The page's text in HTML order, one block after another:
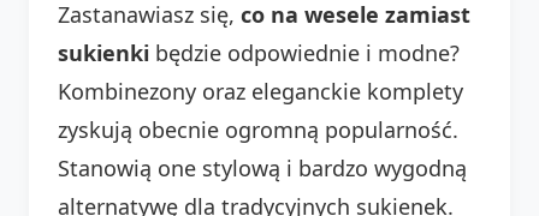
Zastanawiasz się, co na wesele zamiast
sukienki będzie odpowiednie i modne?
Kombinezony oraz eleganckie komplety
zyskują obecnie ogromną popularność.
Stanowią one stylową i bardzo wygodną
alternatywę dla tradycyjnych sukienek.